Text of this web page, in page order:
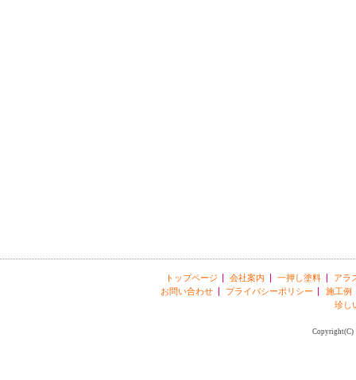
トップページ 会社案内 一押し塗料
アラ
お問い合わせ
プライバシーポリシー
施工
珍し